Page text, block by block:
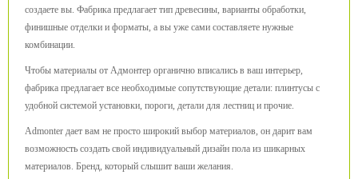
создаете вы. Фабрика предлагает тип древесины, варианты обработки,
финишные отделки и форматы, а вы уже сами составляете нужные
комбинации.
Чтобы материалы от Адмонтер органично вписались в ваш интерьер,
фабрика предлагает все необходимые сопутствующие детали: плинтусы с
удобной системой установки, пороги, детали для лестниц и прочие.
Admonter дает вам не просто широкий выбор материалов, он дарит вам
возможность создать свой индивидуальный дизайн пола из шикарных
материалов. Бренд, который слышит ваши желания.